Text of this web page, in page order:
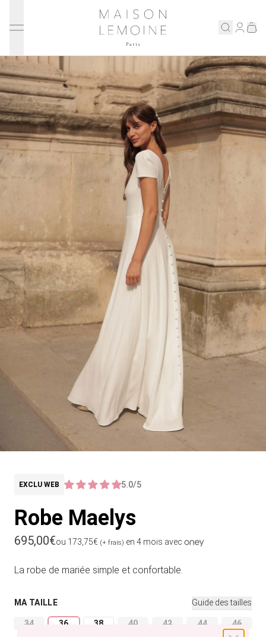
Eshop
Notre maison
Prenons rendez-vous
ENGLISH
Maison Lemoine
EXCLU WEB 5.0/5
Robe Maelys
Prix habituel
695,00€ou 173,75€ (+ frais) en 4 mois avec
La robe de mariée simple et confortable.
MA TAILLE Guide des tailles
34 36 38
Variante épuisée ou indisponible
40
Variante épuisée ou indisponible
42
Variante épuisée ou
44
Variante
46